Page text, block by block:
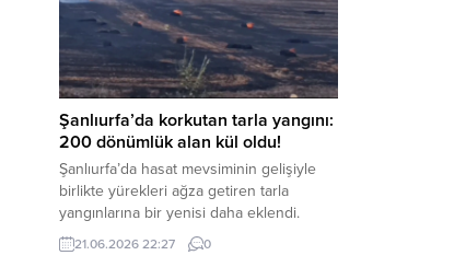
kaynaklanan mal varlığı değerlerini
aklama” ve “örgüt” suçlamaları
kapsamında derinleştirildiği bildirildi.
Haber Merkezi – Soruşturmanın
odağında, özellikle 6 Şubat...
Şanlıurfa’da korkutan tarla yangını:
200 dönümlük alan kül oldu!
Şanlıurfa’da hasat mevsiminin gelişiyle
birlikte yürekleri ağza getiren tarla
yangınlarına bir yenisi daha eklendi.
Hilvan ilçesinde çıkan yangında, 50
dönümü biçilmemiş buğday olmak üzere
21.06.2026 22:27 0